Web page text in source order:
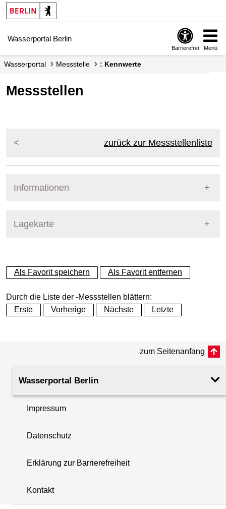
Springe zur Navigation
Springe zum Inhalt
Wasserportal Berlin
Barrierefrei Menü
Wasserportal Messstelle : Kennwerte
Messstellen
zurück zur Messstellenliste
Informationen
Lagekarte
+
−
+
Als Favorit speichern Als Favorit entfernen
Durch die Liste der -Messstellen blättern:
Erste
Vorherige Nächste Letzte
zum Seitenanfang
Wasserportal Berlin
Impressum
Datenschutz
Erklärung zur Barrierefreiheit
Kontakt